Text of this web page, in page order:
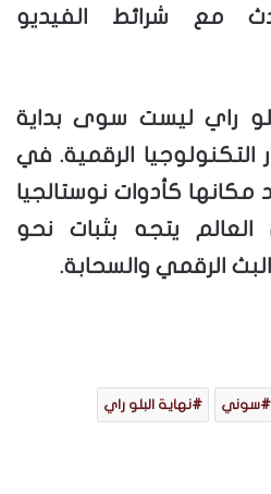
مع شرائط الفيديو
راي ليست سوى بداية
الرقمية. في
مكانها كأدوات نوستالجيا
يتجه بثبات نحو
الرقمي والسحابة.
سوني نهاية البلو راي